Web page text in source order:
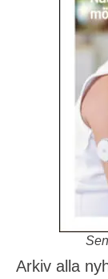
Arkiv alla